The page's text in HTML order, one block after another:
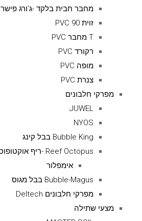
מחבר חבית בלקד -ג'ורג פישר GEORGE FISCHER
זוית 90 PVC
T מחבר PVC
רקורד PVC
מופה PVC
צנרת PVC
מפרקי חלבונים
JUWEL
NYOS
Bubble King בבל קינג
Reef Octopus -ריף אוקטופוס
אימפלור
Bubble-Magus בבל מגוס
מפרקי חלבונים Deltech
מצעי שתילה